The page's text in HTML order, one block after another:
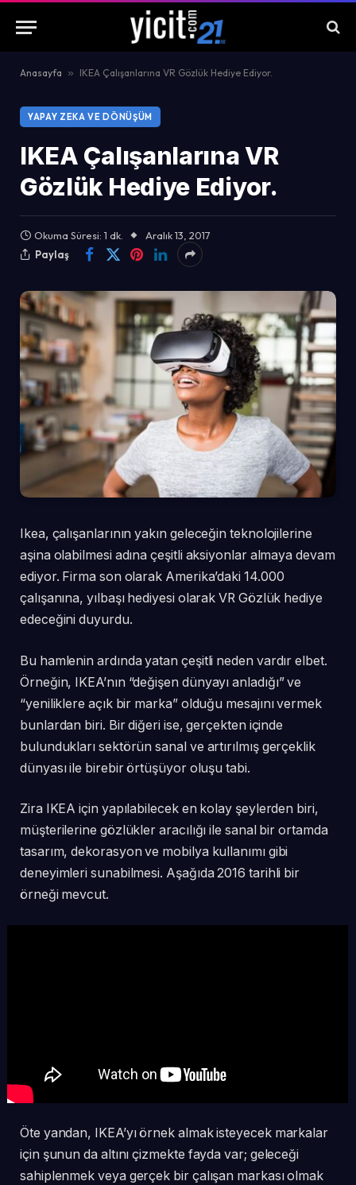
Anasayfa » IKEA Çalışanlarına VR Gözlük Hediye Ediyor.
YAPAY ZEKA VE DÖNÜŞÜM
IKEA Çalışanlarına VR
Gözlük Hediye Ediyor.
Okuma Süresi: 1 dk.
Aralık 13, 2017
Paylaş
Ikea, çalışanlarının yakın geleceğin teknolojilerine
aşina olabilmesi adına çeşitli aksiyonlar almaya devam
ediyor. Firma son olarak Amerika’daki 14.000
çalışanına, yılbaşı hediyesi olarak VR Gözlük hediye
edeceğini duyurdu.
Bu hamlenin ardında yatan çeşitli neden vardır elbet.
Örneğin, IKEA’nın “değişen dünyayı anladığı” ve
“yeniliklere açık bir marka” olduğu mesajını vermek
bunlardan biri. Bir diğeri ise, gerçekten içinde
bulundukları sektörün sanal ve artırılmış gerçeklik
dünyası ile birebir örtüşüyor oluşu tabi.
Zira IKEA için yapılabilecek en kolay şeylerden biri,
müşterilerine gözlükler aracılığı ile sanal bir ortamda
tasarım, dekorasyon ve mobilya kullanımı gibi
deneyimleri sunabilmesi. Aşağıda 2016 tarihli bir
örneği mevcut.
Öte yandan, IKEA’yı örnek almak isteyecek markalar
için şunun da altını çizmekte fayda var; geleceği
sahiplenmek veya gerçek bir çalışan markası olmak